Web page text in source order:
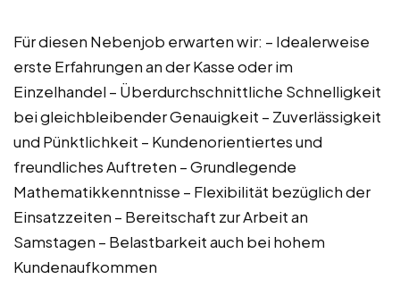
Für diesen Nebenjob erwarten wir: – Idealerweise
erste Erfahrungen an der Kasse oder im
Einzelhandel – Überdurchschnittliche Schnelligkeit
bei gleichbleibender Genauigkeit – Zuverlässigkeit
und Pünktlichkeit – Kundenorientiertes und
freundliches Auftreten – Grundlegende
Mathematikkenntnisse – Flexibilität bezüglich der
Einsatzzeiten – Bereitschaft zur Arbeit an
Samstagen – Belastbarkeit auch bei hohem
Kundenaufkommen